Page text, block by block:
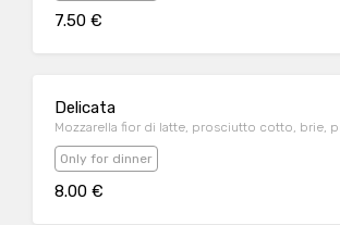
7.50 €
Delicata
Mozzarella fior di latte, prosciutto cotto, brie,
Only for dinner
8.00 €